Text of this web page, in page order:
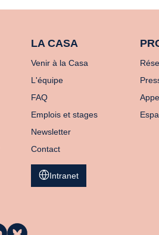
LA CASA
Venir à la Casa
L'équipe
FAQ
Emplois et stages
Newsletter
Contact
Intranet